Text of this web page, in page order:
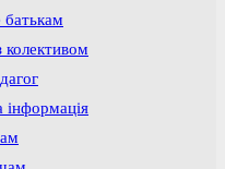
колективом
інформація